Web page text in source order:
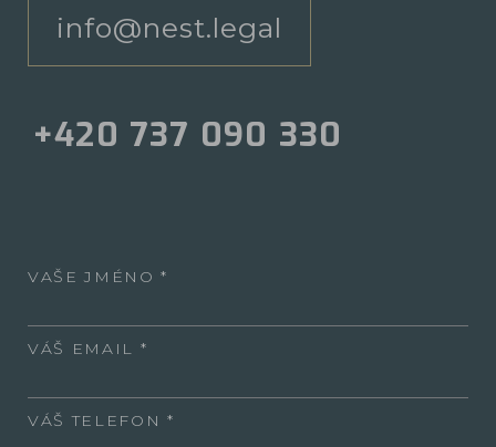
info@nest.legal
+420 737 090 330
VAŠE JMÉNO
VÁŠ EMAIL
VÁŠ TELEFON